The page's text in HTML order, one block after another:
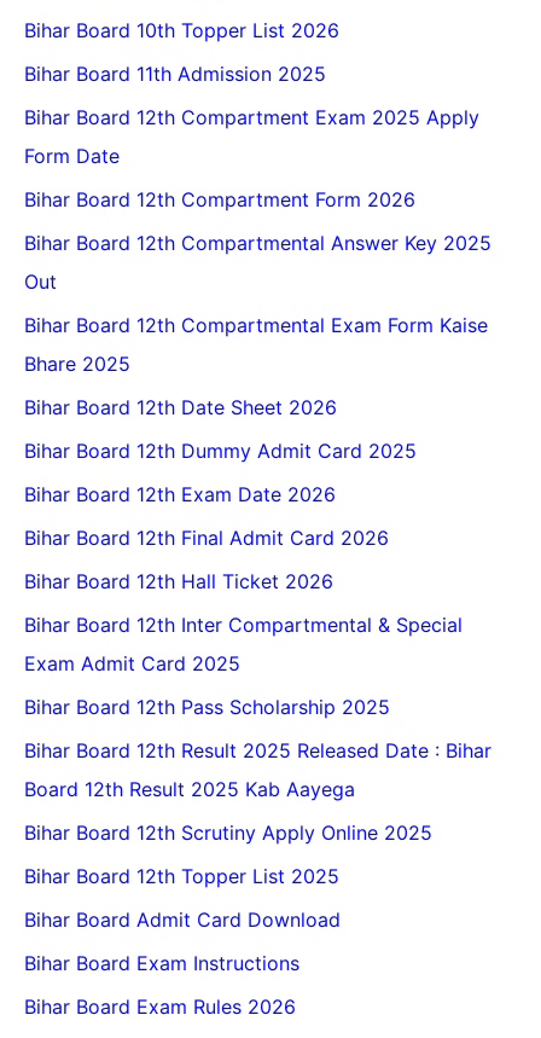
Bihar Board 10th Topper List 2026
Bihar Board 11th Admission 2025
Bihar Board 12th Compartment Exam 2025 Apply
Form Date
Bihar Board 12th Compartment Form 2026
Bihar Board 12th Compartmental Answer Key 2025
Out
Bihar Board 12th Compartmental Exam Form Kaise
Bhare 2025
Bihar Board 12th Date Sheet 2026
Bihar Board 12th Dummy Admit Card 2025
Bihar Board 12th Exam Date 2026
Bihar Board 12th Final Admit Card 2026
Bihar Board 12th Hall Ticket 2026
Bihar Board 12th Inter Compartmental & Special
Exam Admit Card 2025
Bihar Board 12th Pass Scholarship 2025
Bihar Board 12th Result 2025 Released Date : Bihar
Board 12th Result 2025 Kab Aayega
Bihar Board 12th Scrutiny Apply Online 2025
Bihar Board 12th Topper List 2025
Bihar Board Admit Card Download
Bihar Board Exam Instructions
Bihar Board Exam Rules 2026